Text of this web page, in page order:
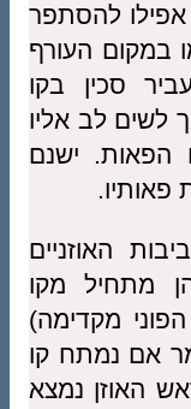
אפילו להסתפר
במקום העורף
סכין בקו
לשים לב אליו
הפאות. ישנם
פאותיו.
האוזניים
מתחיל מקו
מקדימה)
אם נמתח קו
האוזן נמצא